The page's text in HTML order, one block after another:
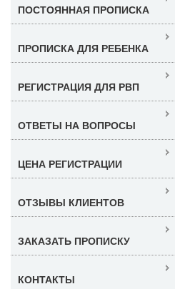
ПОСТОЯННАЯ ПРОПИСКА
ПРОПИСКА ДЛЯ РЕБЕНКА
РЕГИСТРАЦИЯ ДЛЯ РВП
ОТВЕТЫ НА ВОПРОСЫ
ЦЕНА РЕГИСТРАЦИИ
ОТЗЫВЫ КЛИЕНТОВ
ЗАКАЗАТЬ ПРОПИСКУ
КОНТАКТЫ